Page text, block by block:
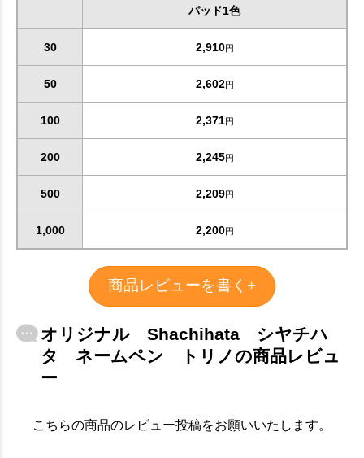
お買い物を続ける カートへ進む
パッド1色
30 2,910円
50 2,602円
100 2,371円
200 2,245円
500 2,209円
1,000 2,200円
商品レビューを書く+
オリジナル Shachihata シヤチハ
タ ネームペン トリノの商品レビュ
ー
こちらの商品のレビュー投稿をお願いいたします。